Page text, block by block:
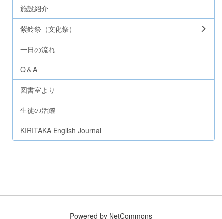
施設紹介
紫鈴祭（文化祭）
一日の流れ
Q＆A
図書室より
生徒の活躍
KIRITAKA English Journal
Powered by NetCommons